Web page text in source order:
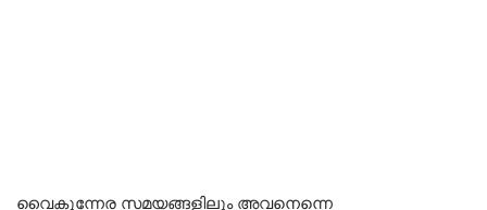
വൈകുന്നേര സമയങ്ങളിലും അവനെന്നെ